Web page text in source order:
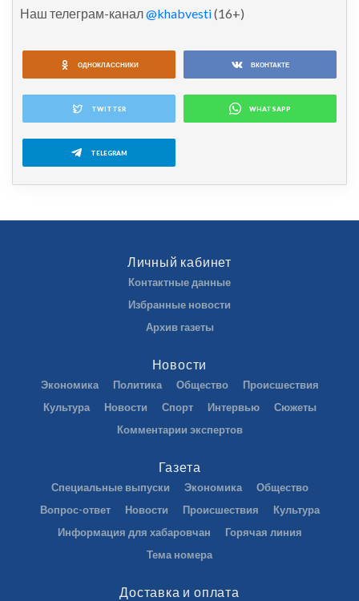
Наш телеграм-канал@khabvesti(16+)
ОДНОКЛАССНИКИ ВКОНТАКТЕ
TWITTER WHATSAPP
TELEGRAM
Личный кабинет
Контактные данные
Избранные новости
Архив газеты
Новости
Экономика Политика Общество
Происшествия
Культура
Новости Спорт Интервью
Сюжеты
Комментарии экспертов
Газета
Специальные выпуски Экономика
Общество
Вопрос-ответ
Новости Происшествия
Культура
Информация для хабаровчан
Горячая линия
Тема номера
Доставка и оплата